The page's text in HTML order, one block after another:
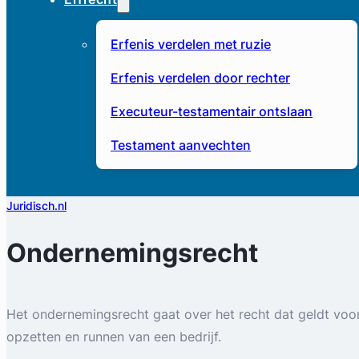
Erfenis verdelen met ruzie
Erfenis verdelen door rechter
Executeur-testamentair ontslaan
Testament aanvechten
Juridisch.nl
Ondernemingsrecht
Het ondernemingsrecht gaat over het recht dat geldt
opzetten en runnen van een bedrijf.